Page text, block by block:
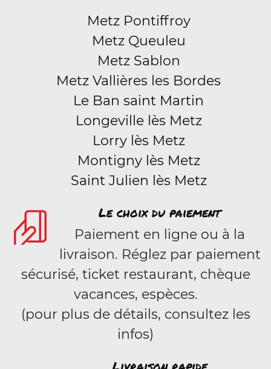
Metz Pontiffroy
Metz Queuleu
Metz Sablon
Metz Vallières les Bordes
Le Ban saint Martin
Longeville lès Metz
Lorry lès Metz
Montigny lès Metz
Saint Julien lès Metz
Le choix du paiement
Paiement en ligne ou à la
livraison. Réglez par paiement
sécurisé, ticket restaurant, chèque
vacances, espèces.
(pour plus de détails, consultez les
infos)